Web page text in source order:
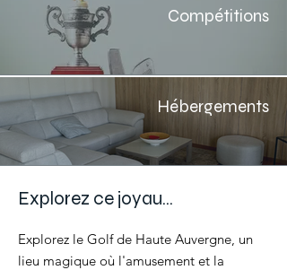
Compétitions
Hébergements
Explorez ce joyau...
Explorez le Golf de Haute Auvergne, un
lieu magique où l'amusement et la